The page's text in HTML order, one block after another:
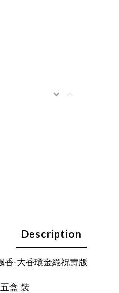
Description
香-大香環金緞祝壽版
盒 裝